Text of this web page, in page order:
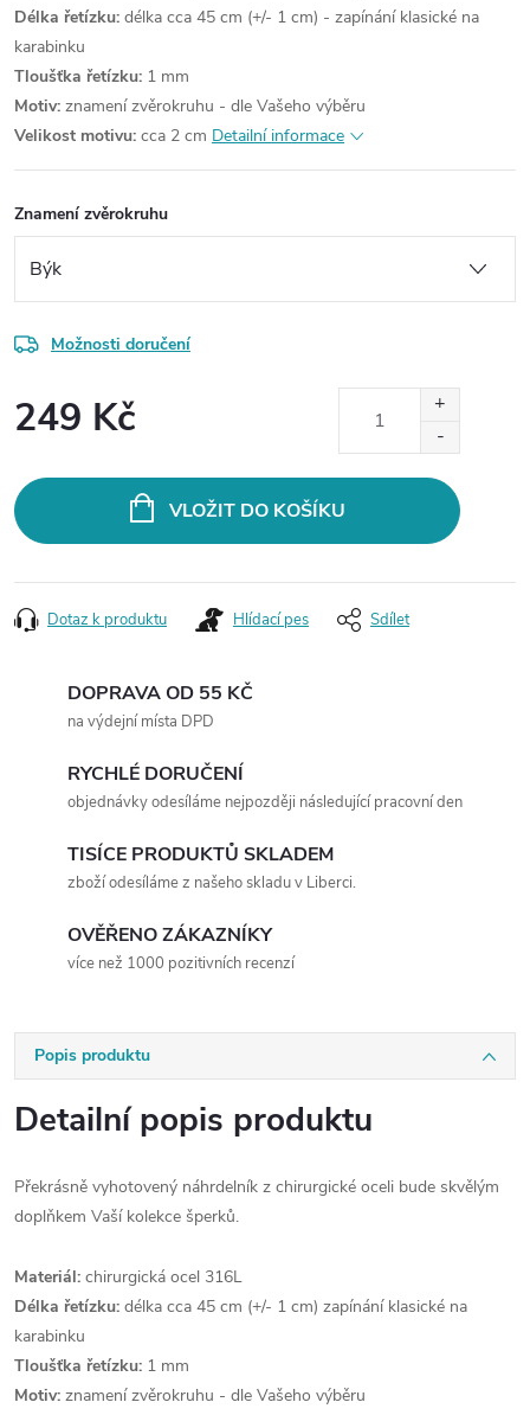
Délka řetízku: délka cca 45 cm (+/- 1 cm) - zapínání klasické na
karabinku
Tloušťka řetízku: 1 mm
Motiv: znamení zvěrokruhu - dle Vašeho výběru
Velikost motivu: cca 2 cm Detailní informace
Znamení zvěrokruhu
Možnosti doručení
249 Kč
VLOŽIT DO KOŠÍKU
Dotaz k produktu Hlídací pes Sdílet
DOPRAVA OD 55 KČ
na výdejní místa DPD
RYCHLÉ DORUČENÍ
objednávky odesíláme nejpozději následující pracovní den
TISÍCE PRODUKTŮ SKLADEM
zboží odesíláme z našeho skladu v Liberci.
OVĚŘENO ZÁKAZNÍKY
více než 1000 pozitivních recenzí
Popis produktu
Detailní popis produktu
Překrásně vyhotovený náhrdelník z chirurgické oceli bude skvělým
doplňkem Vaší kolekce šperků.
Materiál: chirurgická ocel 316L
Délka řetízku: délka cca 45 cm (+/- 1 cm) zapínání klasické na
karabinku
Tloušťka řetízku: 1 mm
Motiv: znamení zvěrokruhu - dle Vašeho výběru